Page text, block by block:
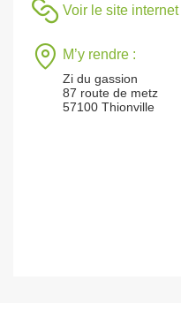
Voir le site internet
M’y rendre :
Zi du gassion
87 route de metz
57100 Thionville